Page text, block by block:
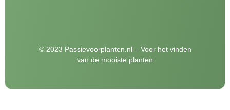
© 2023 Passievoorplanten.nl – Voor het vinden
van de mooiste planten